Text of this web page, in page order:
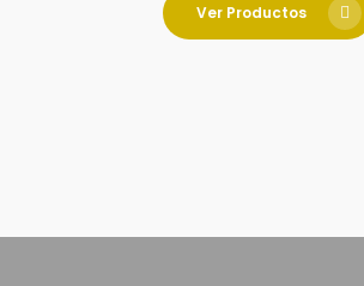
Ver Productos